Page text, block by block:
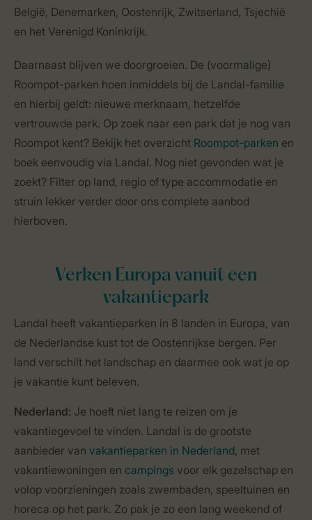
België, Denemarken, Oostenrijk, Zwitserland, Tsjechië
en het Verenigd Koninkrijk.
Daarnaast blijven we doorgroeien. De (voormalige)
Roompot-parken hoen inmiddels bij de Landal-familie
en hierbij geldt: nieuwe merknaam, hetzelfde
vertrouwde park. Op zoek naar een park dat je nog van
Roompot kent? Bekijk het overzicht Roompot-parken en
boek eenvoudig via Landal. Nog niet gevonden wat je
zoekt? Filter op land, regio of type accommodatie en
struin lekker verder door ons complete aanbod
hierboven.
Verken Europa vanuit een
vakantiepark
Landal heeft vakantieparken in 8 landen in Europa, van
de Nederlandse kust tot de Oostenrijkse bergen. Per
land verschilt het landschap en daarmee ook wat je op
je vakantie kunt beleven.
Nederland: Je hoeft niet lang te reizen om je
vakantiegevoel te vinden. Landal is de grootste
aanbieder van vakantieparken in Nederland, met
vakantiewoningen en campings voor elk gezelschap en
volop voorzieningen zoals zwembaden, speeltuinen en
horeca op het park. Zo pak je zo een lang weekend of